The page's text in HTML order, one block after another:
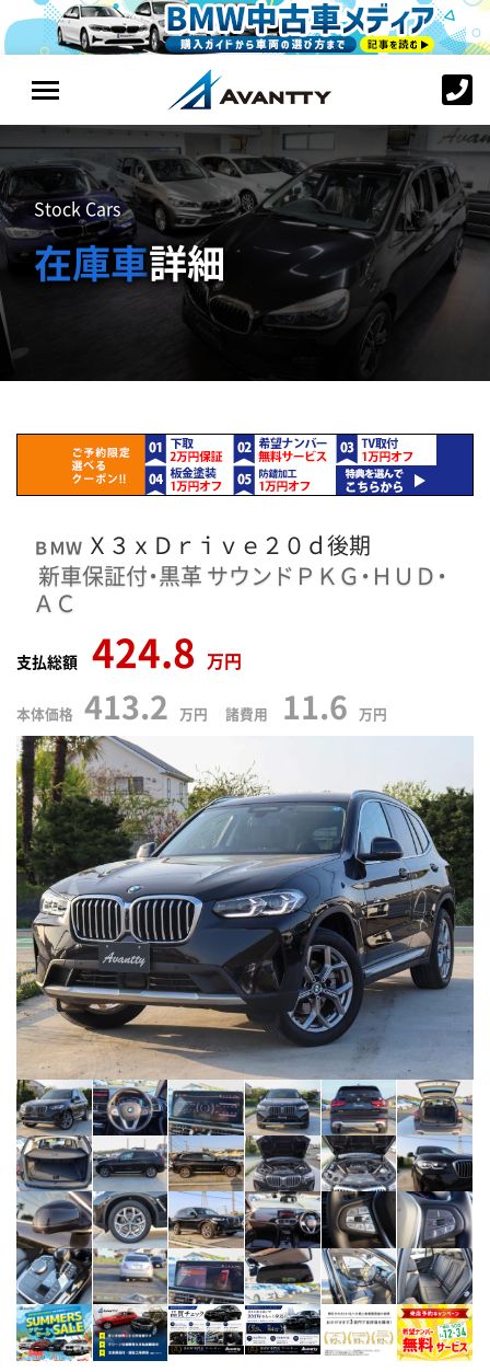
Stock Cars
在庫車詳細
ＢＭＷ Ｘ３ｘＤｒｉｖｅ２０ｄ後期
新車保証付・黒革 サウンドＰＫＧ・ＨＵＤ・
ＡＣ
支払総額 424.8 万円
本体価格 413.2 万円 諸費用 11.6 万円